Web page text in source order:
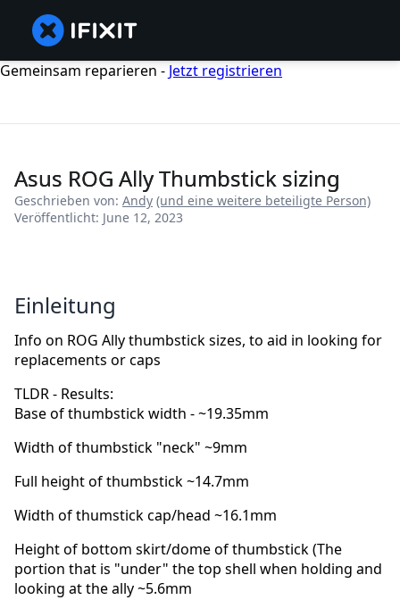
Gemeinsam reparieren - Jetzt registrieren
Asus ROG Ally Thumbstick sizing
Geschrieben von: Andy (und eine weitere beteiligte Person)
Veröffentlicht: June 12, 2023
Einleitung
Info on ROG Ally thumbstick sizes, to aid in looking for
replacements or caps
TLDR - Results:
Base of thumbstick width - ~19.35mm
Width of thumbstick "neck" ~9mm
Full height of thumbstick ~14.7mm
Width of thumstick cap/head ~16.1mm
Height of bottom skirt/dome of thumbstick (The
portion that is "under" the top shell when holding and
looking at the ally ~5.6mm